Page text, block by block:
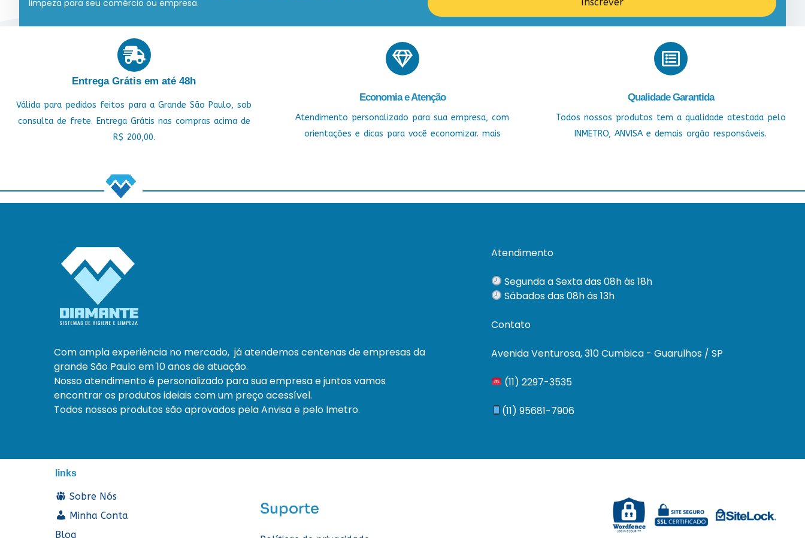
limpeza para seu comércio ou empresa.
Entrega Grátis em até 48h
Válida para pedidos feitos para a Grande São Paulo, sob
consulta de frete. Entrega Grátis nas compras acima de
R$ 200,00.
Economia e Atenção
Atendimento personalizado para sua empresa, com
orientações e dicas para você economizar. mais
Qualidade Garantida
Todos nossos produtos tem a qualidade atestada pelo
INMETRO, ANVISA e demais orgão responsáveis.
Com ampla experiência no mercado, já atendemos centenas de empresas da
grande São Paulo em 10 anos de atuação.
Nosso atendimento é personalizado para sua empresa e juntos vamos
encontrar os produtos ideiais com um preço acessível.
Todos nossos produtos são aprovados pela Anvisa e pelo Imetro.
Atendimento
Segunda a Sexta das 08h ás 18h
Sábados das 08h ás 13h
Contato
Avenida Venturosa, 310 Cumbica - Guarulhos / SP
(11) 2297-3535
(11) 95681-7906
links
Sobre Nós
Minha Conta
Blog
Suporte